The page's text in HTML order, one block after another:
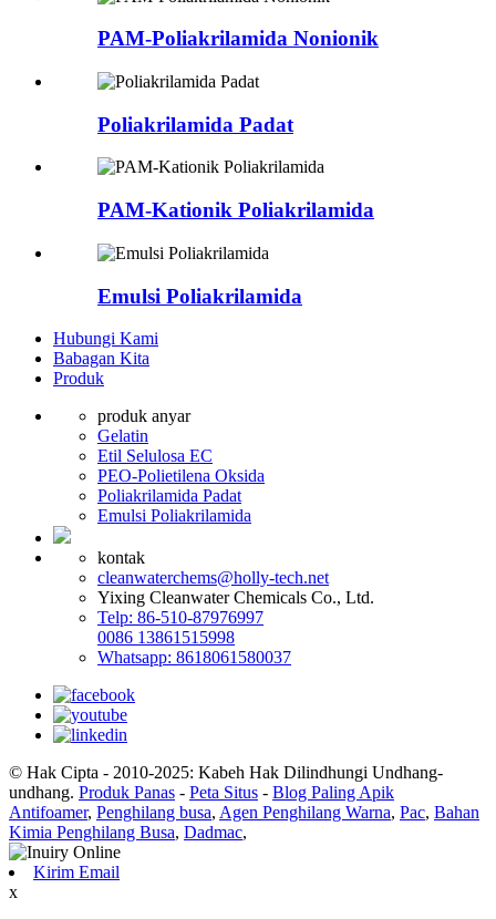
PAM-Poliakrilamida Nonionik
Poliakrilamida Padat
PAM-Kationik Poliakrilamida
Emulsi Poliakrilamida
Hubungi Kami
Babagan Kita
Produk
produk anyar
Gelatin
Etil Selulosa EC
PEO-Polietilena Oksida
Poliakrilamida Padat
Emulsi Poliakrilamida
kontak
cleanwaterchems@holly-tech.net
Yixing Cleanwater Chemicals Co., Ltd.
Telp: 86-510-87976997
0086 13861515998
Whatsapp: 8618061580037
© Hak Cipta - 2010-2025: Kabeh Hak Dilindhungi Undhang-
undhang. Produk Panas - Peta Situs - Blog Paling Apik
Antifoamer, Penghilang busa, Agen Penghilang Warna, Pac, Bahan
Kimia Penghilang Busa, Dadmac,
Kirim Email
x